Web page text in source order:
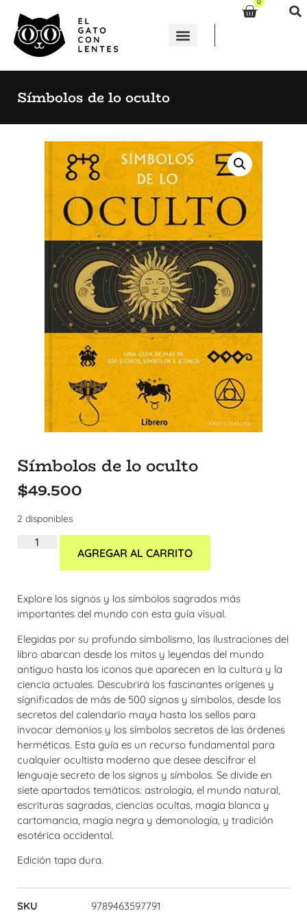
Símbolos de lo oculto
Símbolos de lo oculto
$49.500
2 disponibles
AGREGAR AL CARRITO
Explore los signos y los símbolos sagrados más
importantes del mundo con esta guía visual.
Elegidas por su profundo simbolismo, las ilustraciones del
libro abarcan desde los mitos y leyendas del mundo
antiguo hasta los iconos que aparecen en la cultura y la
ciencia actuales. Descubrirá los fascinantes orígenes y
significados de más de 500 signos y símbolos, desde los
secretos del calendario maya hasta los sellos para
invocar demonios y los símbolos secretos de las órdenes
herméticas. Esta guía es un recurso fundamental para
cualquier ocultista moderno que desee descifrar el
lenguaje secreto de los signos y símbolos. Se divide en
siete apartados temáticos: astrología, el mundo natural,
escrituras sagradas, ciencias ocultas, magia blanca y
cartomancia, magia negra y demonología, y tradición
esotérica occidental.
Edición tapa dura.
SKU
9789463597791